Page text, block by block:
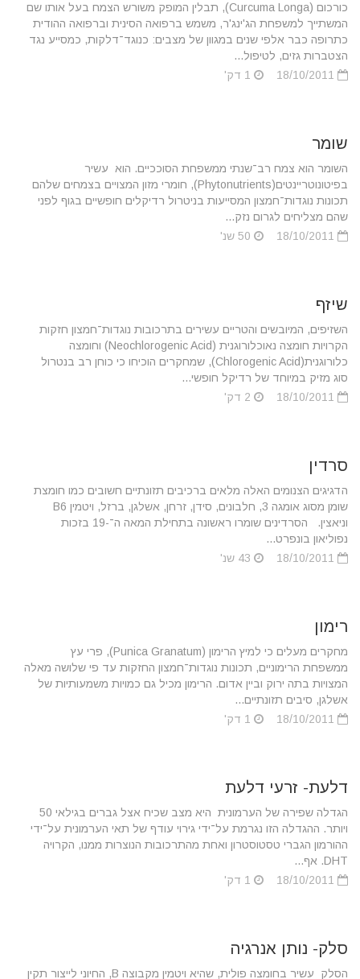
כורכום (Curcuma Longa), תבלין המופק משורש הצמח בעל אותו שם
המשתייך למשפחת הג'ינג'ר, משמש ברפואה הסינית וברפואה ההודית
כתרופה כבר אלפי שנים במגוון של מצבים: כנוגד־דלקות, כמסייע נגד
הצטברות גזים, לטיפול...
שומר
השומר הוא צמח רב־שנתי ממשפחת הסוככיים. הוא עשיר
בפיטונוטריינטים(Phytonutrients), חומרי מזון המצויים בצמחים שלהם
תכונות נוגדות־חמצון המסייעות בניטרול רדיקלים חופשיים בגוף לפני
שהם מצליחים לגרום נזק...
שיזף
השזיפים, המיובשים והטריים עשירים בתרכובות נוגדות־חמצון חזקות
הקרויות חומצה נאוכלורוגנית (Neochlorogenic Acid) וחומצה
כלורוגנית(Chlorogenic Acid), שמחקרים הוכיחו כי כוחן רב בנטרול
סוג מזיק במיוחד של רדיקל חופשי...
סרדין
הדגיגים הצנומים האלה מלאים ברכיבים תזונתיים חשובים כמו חומצת
שומן מסוג אומגה 3, חלבונים, סידן, זרחן, אשלגן, ברזל, ויטמין B6
וניאצין. הסרדינים שומרו ראשונה בתחילת המאה ה־-19 בזכות
נפוליאון בונפרט...
רימון
מחקרים מעלים כי למיץ הרימון (Punica Granatum), פרי עץ
ממשפחת הרימוניים, תכונות נוגדות־חמצון החזקות עד פי שלושה מאלה
המצויות בתה ירוק וביין אדום. הרימון מכיל גם כמויות משמעותיות של
אשלגן, סיבים תזונתיים...
דלעת- זרעי דלעת
הגדלה שפירה של הערמונית היא מצב שכיח אצל גברים בגילאי 50
ויותר. ההגדלה הזו נגרמת על־ידי גירוי עודף של תאי הערמונית על־ידי
ההורמון הגברי טסטוסטרון ואחת מהתרכובות הנוצרות ממנו, הקרויה
DHT. אף...
סלק- נותן אנרגיה
הסלק עשיר בחומצה פולית, שהיא ויטמין מקבוצה B, החיוני לייצור תקין